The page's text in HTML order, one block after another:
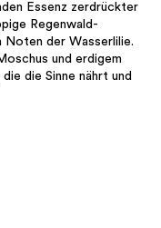
Essenz zerdrückter
Regenwald-
der Wasserlilie.
und erdigem
die Sinne nährt und